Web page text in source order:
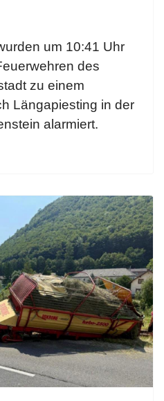
um 10:41 Uhr
des
zu einem
Längapiesting in der
alarmiert.